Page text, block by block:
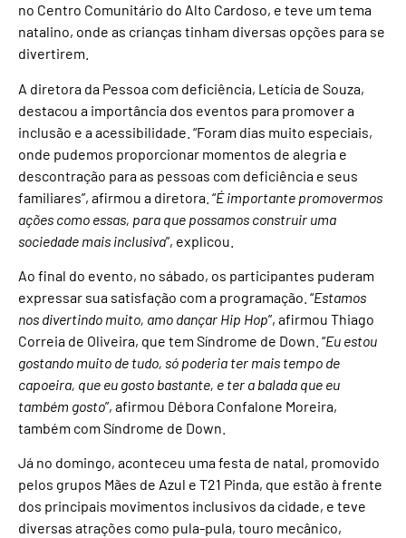
no Centro Comunitário do Alto Cardoso, e teve um tema
natalino, onde as crianças tinham diversas opções para se
divertirem.
A diretora da Pessoa com deficiência, Letícia de Souza,
destacou a importância dos eventos para promover a
inclusão e a acessibilidade. “Foram dias muito especiais,
onde pudemos proporcionar momentos de alegria e
descontração para as pessoas com deficiência e seus
familiares”, afirmou a diretora. “É importante promovermos
ações como essas, para que possamos construir uma
sociedade mais inclusiva”, explicou.
Ao final do evento, no sábado, os participantes puderam
expressar sua satisfação com a programação. “Estamos
nos divertindo muito, amo dançar Hip Hop”, afirmou Thiago
Correia de Oliveira, que tem Síndrome de Down. “Eu estou
gostando muito de tudo, só poderia ter mais tempo de
capoeira, que eu gosto bastante, e ter a balada que eu
também gosto”, afirmou Débora Confalone Moreira,
também com Síndrome de Down.
Já no domingo, aconteceu uma festa de natal, promovido
pelos grupos Mães de Azul e T21 Pinda, que estão à frente
dos principais movimentos inclusivos da cidade, e teve
diversas atrações como pula-pula, touro mecânico,